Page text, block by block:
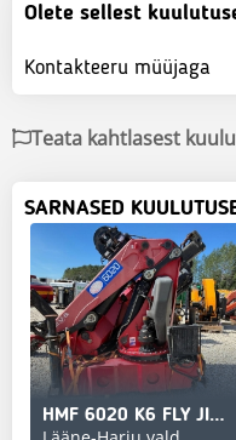
Olete sellest
Kontakteeru müüjaga
Teata kahtlasest
SARNASED
HMF 6020 K6 FLY JIB FJ1200